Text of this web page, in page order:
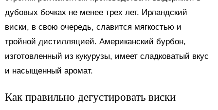
дубовых бочках не менее трех лет. Ирландский
виски, в свою очередь, славится мягкостью и
тройной дистилляцией. Американский бурбон,
изготовленный из кукурузы, имеет сладковатый вкус
и насыщенный аромат.
Как правильно дегустировать виски